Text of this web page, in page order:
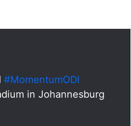
#MomentumODI
in Johannesburg